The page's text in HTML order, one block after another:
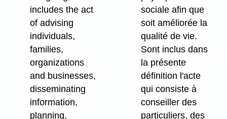
includes the act
of advising
individuals,
families,
organizations
and businesses,
disseminating
information,
planning,
sociale afin que
soit améliorée la
qualité de vie.
Sont inclus dans
la présente
définition l'acte
qui consiste à
conseiller des
particuliers, des